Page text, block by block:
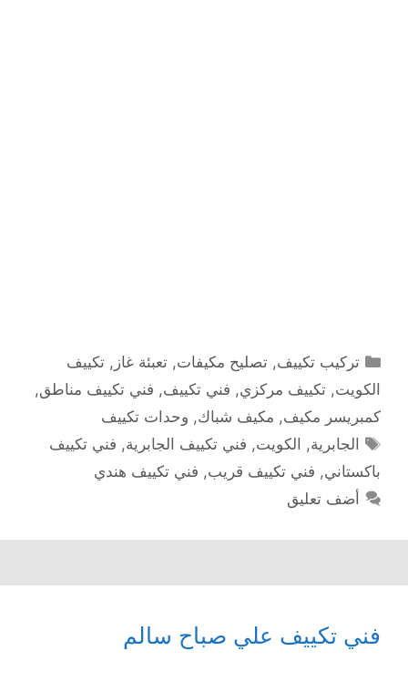
التصنيفات
تركيب تكييف,تصليح مكيفات,تعبئة غاز ,تكييف
الكويت, تكييف مركزي, فني تكييف, فني تكييف مناطق,
كمبريسر مكيف, مكيف شباك, وحدات تكييف
الوسوم
الجابرية, الكويت, فني تكييف الجابرية, فني تكييف
باكستاني, فني تكييف قريب, فني تكييف هندي
أضف تعليق
فني تكييف علي صباح سالم